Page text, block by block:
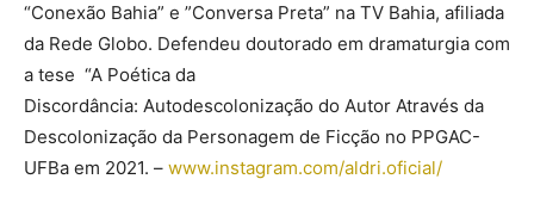
“Conexão Bahia” e ”Conversa Preta” na TV Bahia, afiliada
da Rede Globo. Defendeu doutorado em dramaturgia com
a tese “A Poética da
Discordância: Autodescolonização do Autor Através da
Descolonização da Personagem de Ficção no PPGAC-
UFBa em 2021. – www.instagram.com/aldri.oficial/